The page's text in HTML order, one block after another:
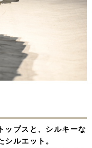
ップスと、シルキーな
ルエット。